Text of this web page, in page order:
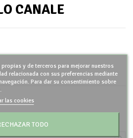
CANALE
y de terceros para mejorar nuestros
relacionada con sus preferencias mediante
Para dar su consentimiento sobre
las cookies
TODO